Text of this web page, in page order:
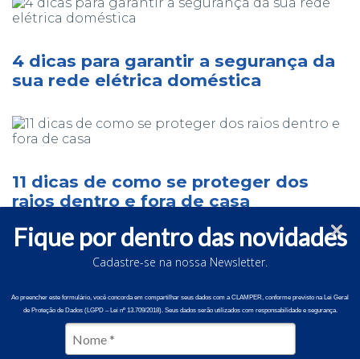
Fique por dentro das novidades
Cadastre-se na nossa Newsletter.
Ao preencher este formulário, você concorda em compartilhar seus dados com a CLAMPER, conforme previsto na Lei Geral
de Proteção de Dados (LGPD – Lei nº 13.709/2018). Seus dados serão utilizados com responsabilidade e segurança.
4 dicas para garantir a segurança da
sua rede elétrica doméstica
11 dicas de como se proteger dos
raios dentro e fora de casa